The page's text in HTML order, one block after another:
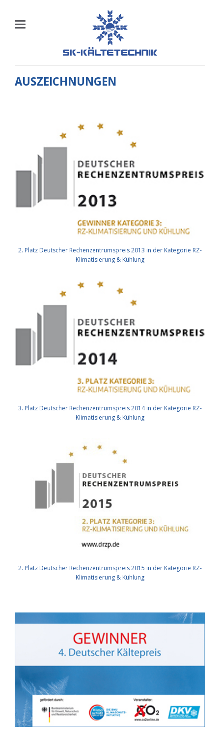
AUSZEICHNUNGEN
2. Platz Deutscher Rechenzentrumspreis 2013 in der Kategorie RZ-
Klimatisierung & Kühlung
3. Platz Deutscher Rechenzentrumspreis 2014 in der Kategorie RZ-
Klimatisierung & Kühlung
2. Platz Deutscher Rechenzentrumspreis 2015 in der Kategorie RZ-
Klimatisierung & Kühlung